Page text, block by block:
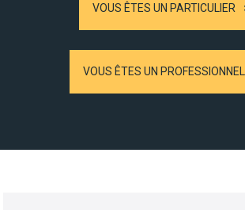
VOUS ÊTES UN PARTICULIER
VOUS ÊTES UN PROFESSIONNEL